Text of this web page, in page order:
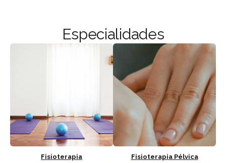
Especialidades
Fisioterapia Fisioterapia Pélvica